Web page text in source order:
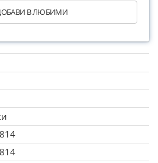
В ЛЮБИМИ